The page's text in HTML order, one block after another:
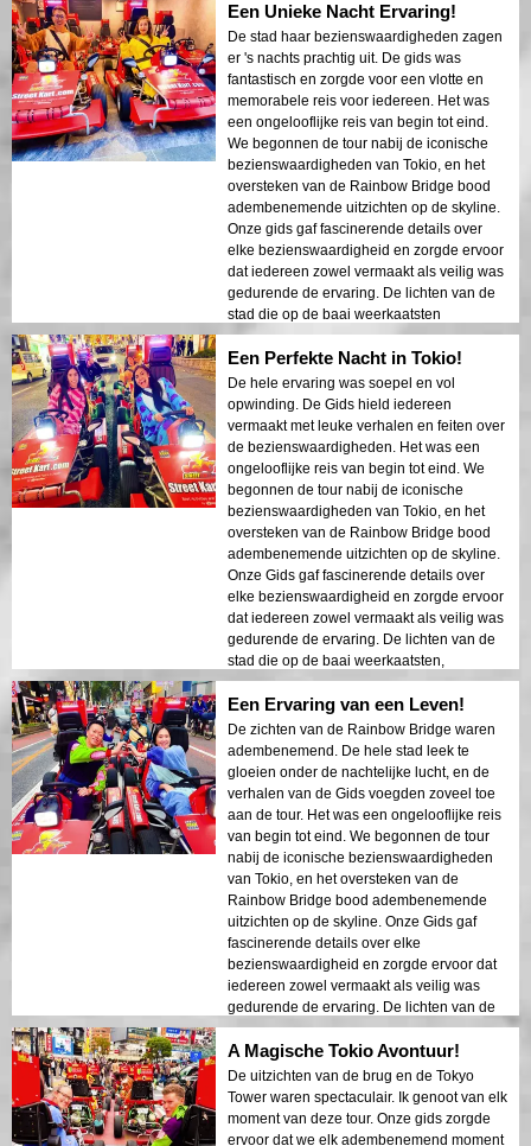
was kalm maar toch spannend, en ik was
verbaasd over het contrast tussen moderne
wolkenkrabbers en historische architectuur.
Deze tour is een perfecte combinatie van
avontuur en educatie, en biedt reizigers
een unieke kijk op de schoonheid van
Tokio na donker.
Een Unieke Nacht Ervaring!
De stad haar bezienswaardigheden zagen
er 's nachts prachtig uit. De gids was
fantastisch en zorgde voor een vlotte en
memorabele reis voor iedereen. Het was
een ongelooflijke reis van begin tot eind.
We begonnen de tour nabij de iconische
bezienswaardigheden van Tokio, en het
oversteken van de Rainbow Bridge bood
adembenemende uitzichten op de skyline.
Onze gids gaf fascinerende details over
elke bezienswaardigheid en zorgde ervoor
dat iedereen zowel vermaakt als veilig was
gedurende de ervaring. De lichten van de
stad die op de baai weerkaatsten
creëerden een dromerige sfeer die een
blijvende indruk achterliet. Deze tour is
ideaal voor eerste bezoekers die een mix
van avontuur en sightseeing willen. Het
contrast tussen Tokio's moderne structuren
en historische gebieden werd prachtig
getoond in de nachtlichten. Ik zou deze tour
ten zeerste aanbevelen aan iedereen!
Een Perfekte Nacht in Tokio!
De hele ervaring was soepel en vol
opwinding. De Gids hield iedereen
vermaakt met leuke verhalen en feiten over
de bezienswaardigheden. Het was een
ongelooflijke reis van begin tot eind. We
begonnen de tour nabij de iconische
bezienswaardigheden van Tokio, en het
oversteken van de Rainbow Bridge bood
adembenemende uitzichten op de skyline.
Onze Gids gaf fascinerende details over
elke bezienswaardigheid en zorgde ervoor
dat iedereen zowel vermaakt als veilig was
gedurende de ervaring. De lichten van de
stad die op de baai weerkaatsten,
creëerden een dromerige sfeer die een
blijvende indruk achterliet. Deze tour is
ideaal voor eerste bezoekers die een mix
van avontuur en sightseeing willen. Het
contrast tussen de moderne structuren van
Tokio en de historische gebieden werd
prachtig weergegeven in de nachtlichten. Ik
zou deze tour ten zeerste aanbevelen aan
iedereen!
Een Ervaring van een Leven!
De zichten van de Rainbow Bridge waren
adembenemend. De hele stad leek te
gloeien onder de nachtelijke lucht, en de
verhalen van de Gids voegden zoveel toe
aan de tour. Het was een ongelooflijke reis
van begin tot eind. We begonnen de tour
nabij de iconische bezienswaardigheden
van Tokio, en het oversteken van de
Rainbow Bridge bood adembenemende
uitzichten op de skyline. Onze Gids gaf
fascinerende details over elke
bezienswaardigheid en zorgde ervoor dat
iedereen zowel vermaakt als veilig was
gedurende de ervaring. De lichten van de
stad die op de baai weerkaatsten
creëerden een dromerige sfeer die een
blijvende indruk achterliet. Deze tour is
ideaal voor eerste bezoekers die een mix
van avontuur en sightseeing willen. Het
contrast tussen de moderne structuren van
A Magische Tokio Avontuur!
De uitzichten van de brug en de Tokyo
Tower waren spectaculair. Ik genoot van elk
moment van deze tour. Onze gids zorgde
ervoor dat we elk adembenemend moment